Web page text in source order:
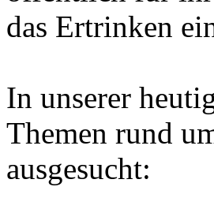
das Ertrinken
In unserer
Themen rund
ausgesucht: